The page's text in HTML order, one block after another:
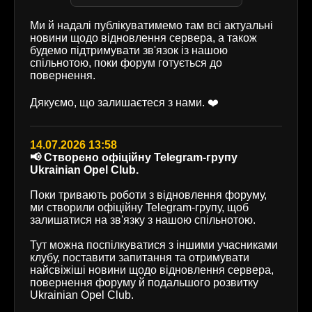
Ми й надалі публікуватимемо там всі актуальні
новини щодо відновлення сервера, а також
будемо підтримувати зв'язок із нашою
спільнотою, поки форум готується до
повернення.
Дякуємо, що залишаєтеся з нами. ❤️
14.07.2026 13:58
📢 Створено офіційну Telegram-групу
Ukrainian Opel Club.
Поки тривають роботи з відновлення форуму,
ми створили офіційну Telegram-групу, щоб
залишатися на зв'язку з нашою спільнотою.
Тут можна поспілкуватися з іншими учасниками
клубу, поставити запитання та отримувати
найсвіжіші новини щодо відновлення сервера,
повернення форуму й подальшого розвитку
Ukrainian Opel Club.